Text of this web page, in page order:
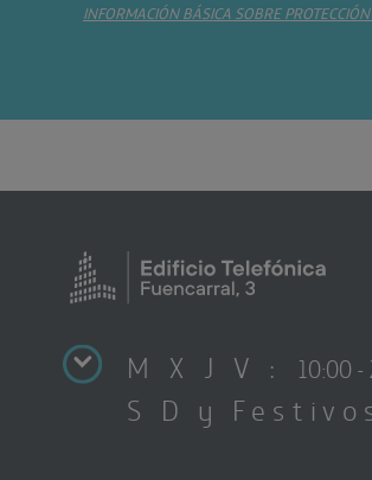
INFORMACIÓN BÁSICA SOBRE
M X J V : 10:00
S D y